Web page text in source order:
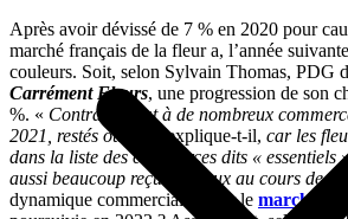
Après avoir dévissé de 7 % en 2020 pour
marché français de la fleur a, l’année
couleurs. Soit, selon Sylvain Thomas, PDG
Carrément Fleurs, une progression de son
%. « Contrairement à de nombreux
2021, restés ouverts
, explique-t-il, car les
dans la liste des commerces dits «
aussi beaucoup reçu chez eux au cours de
dynamique commerciale, pour le marché